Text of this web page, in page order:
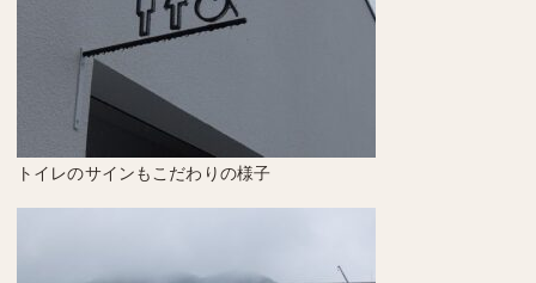
トイレのサインもこだわりの様子